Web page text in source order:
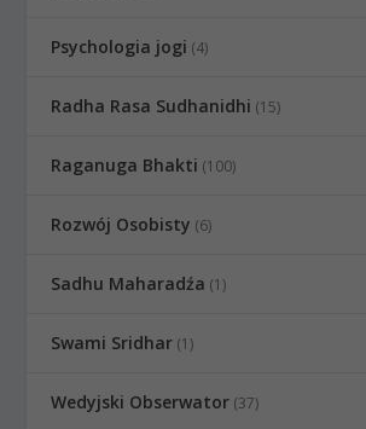
Psychologia jogi (4)
Radha Rasa Sudhanidhi (15)
Raganuga Bhakti (100)
Rozwój Osobisty (6)
Sadhu Maharadźa (1)
Swami Sridhar (1)
Wedyjski Obserwator (37)